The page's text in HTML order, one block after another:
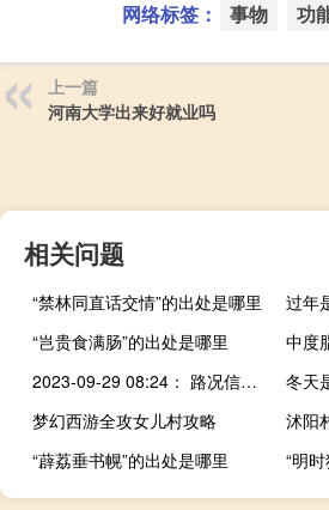
网络标签： 事物 功
上一篇
河南大学出来好就业吗
相关问题
“禁林同直话交情”的出处是哪里
过年
“岂贵食满肠”的出处是哪里
2023-09-29 08:24： 路况信息：2023年9月29日8时19分，京港澳高速潭耒（潭衡）段株洲西收费站附近以南K1550处北往南因车流量大造成交通通行缓慢，交通恢复正常通行时间待定。 ​​​
冬天
梦幻西游全攻女儿村攻略
沭阳
“薜荔垂书幌”的出处是哪里
“明